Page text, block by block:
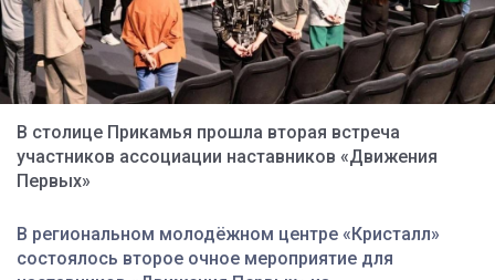
В столице Прикамья прошла вторая встреча
участников ассоциации наставников «Движения
Первых»
В региональном молодёжном центре «Кристалл»
состоялось второе очное мероприятие для